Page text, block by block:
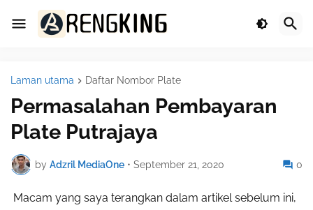
Laman utama Daftar Nombor Plate
Permasalahan Pembayaran
Plate Putrajaya
by Adzril MediaOne • September 21, 2020 0
Macam yang saya terangkan dalam artikel sebelum ini,